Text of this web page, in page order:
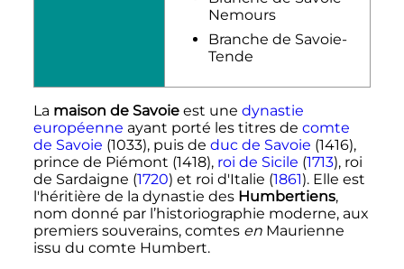
Nemours
Branche de Savoie-
Tende
La maison de Savoieest une dynastie
européenne ayant porté les titres de comte
de Savoie (1033), puis de duc de Savoie (1416),
prince de Piémont (1418), roi de Sicile (1713), roi
de Sardaigne (1720) et roi d'Italie (1861). Elle est
l'héritière de la dynastie des Humbertiens,
nom donné par l’historiographie moderne, aux
premiers souverains, comtes enMaurienne
issu du comte Humbert.